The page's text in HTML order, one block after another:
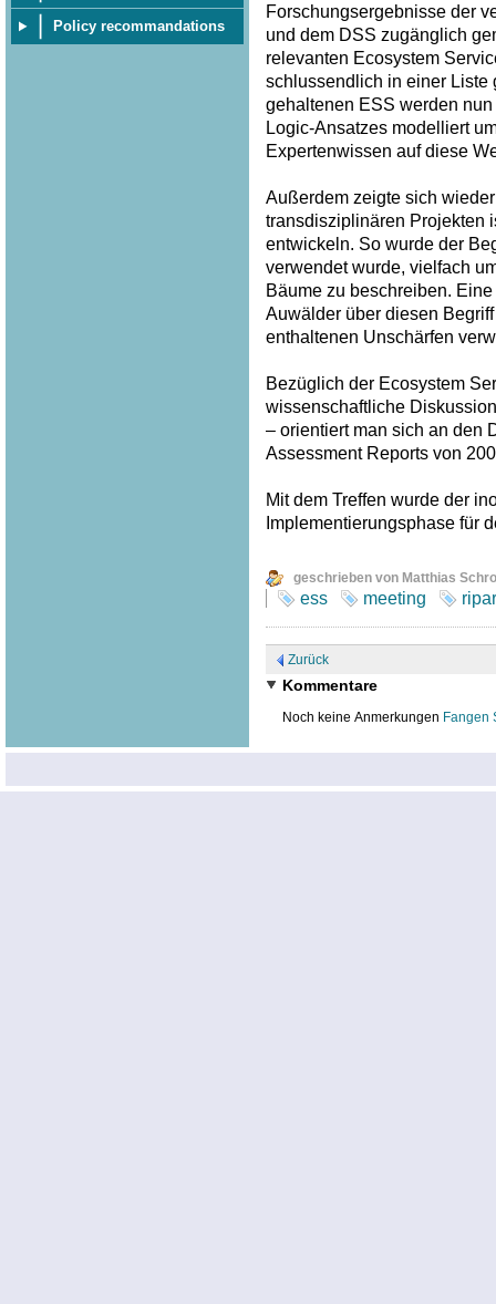
Policy recommandations
Forschungsergebnisse der
und dem DSS zugänglich
relevanten Ecosystem
schlussendlich in einer Liste
gehaltenen ESS werden
Logic-Ansatzes modelliert
Expertenwissen auf diese
Außerdem zeigte sich
transdisziplinären Projekten
entwickeln. So wurde der
verwendet wurde, vielfach
Bäume zu beschreiben.
Auwälder über diesen
enthaltenen Unschärfen
Bezüglich der Ecosystem
wissenschaftliche
– orientiert man sich an den
Assessment Reports von
Mit dem Treffen wurde der
Implementierungsphase für
geschrieben von Matthias
ess meeting
Zurück
Kommentare
Noch keine Anmerkungen Fangen